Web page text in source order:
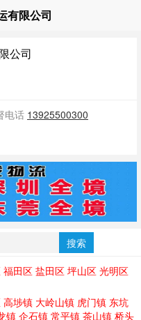
有限公司
公司
电话 13925500300
搜索
田区 盐田区 坪山区 光明区
埗镇 大岭山镇 虎门镇 东坑
镇 企石镇 常平镇 茶山镇 桥头